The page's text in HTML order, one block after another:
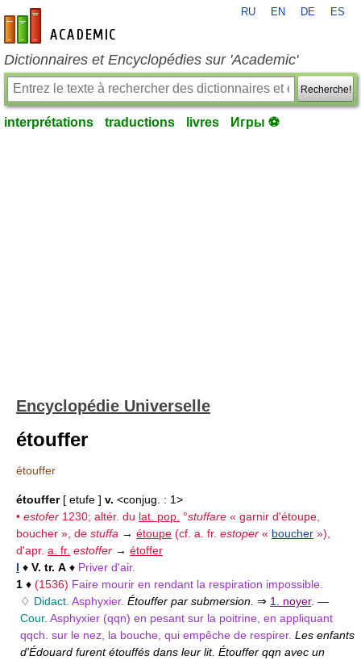
fr-academic.com
RU EN DE ES
Dictionnaires et Encyclopédies sur 'Academic'
Recherche!
interprétations traductions livres Игры ⚽
Encyclopédie Universelle
étouffer
étouffer
étouffer[ etufe ] v. <conjug. : 1>
• estofer 1230; altér. du lat. pop. °stuffare « garnir d'étoupe,
boucher », de stuffa → étoupe (cf. a. fr. estoper « boucher »),
d'apr. a. fr. estoffer → étoffer
I ♦ V. tr. A ♦ Priver d'air.
1 ♦ (1536) Faire mourir en rendant la respiration impossible.
♢ Didact. Asphyxier. Étouffer par submersion. ⇒ 1. noyer. —
Cour. Asphyxier (qqn) en pesant sur la poitrine, en appliquant
qqch. sur le nez, la bouche, qui empêche de respirer. Les enfants
d'Édouard furent étouffés dans leur lit. Étouffer qqn avec un